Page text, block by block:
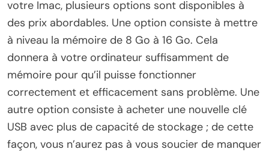
votre Imac, plusieurs options sont disponibles à
des prix abordables. Une option consiste à mettre
à niveau la mémoire de 8 Go à 16 Go. Cela
donnera à votre ordinateur suffisamment de
mémoire pour qu’il puisse fonctionner
correctement et efficacement sans problème. Une
autre option consiste à acheter une nouvelle clé
USB avec plus de capacité de stockage ; de cette
façon, vous n’aurez pas à vous soucier de manquer